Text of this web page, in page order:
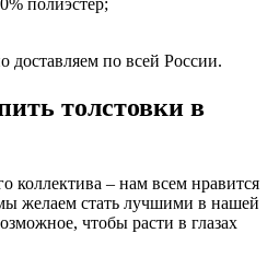
по всей России.
толстовки в
коллектива – нам всем нравится
желаем стать лучшими в нашей
чтобы расти в глазах